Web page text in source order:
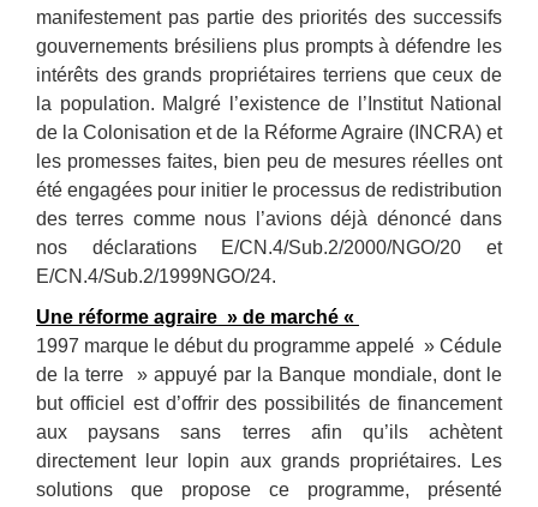
manifestement pas partie des priorités des successifs
gouvernements brésiliens plus prompts à défendre les
intérêts des grands propriétaires terriens que ceux de
la population. Malgré l’existence de l’Institut National
de la Colonisation et de la Réforme Agraire (INCRA) et
les promesses faites, bien peu de mesures réelles ont
été engagées pour initier le processus de redistribution
des terres comme nous l’avions déjà dénoncé dans
nos déclarations E/CN.4/Sub.2/2000/NGO/20 et
E/CN.4/Sub.2/1999NGO/24.
Une réforme agraire » de marché «
1997 marque le début du programme appelé » Cédule
de la terre » appuyé par la Banque mondiale, dont le
but officiel est d’offrir des possibilités de financement
aux paysans sans terres afin qu’ils achètent
directement leur lopin aux grands propriétaires. Les
solutions que propose ce programme, présenté